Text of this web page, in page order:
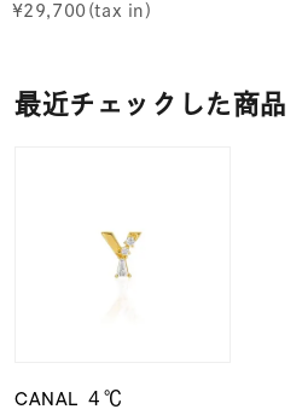
¥29,700
最近チェックした商品
CANAL ４℃